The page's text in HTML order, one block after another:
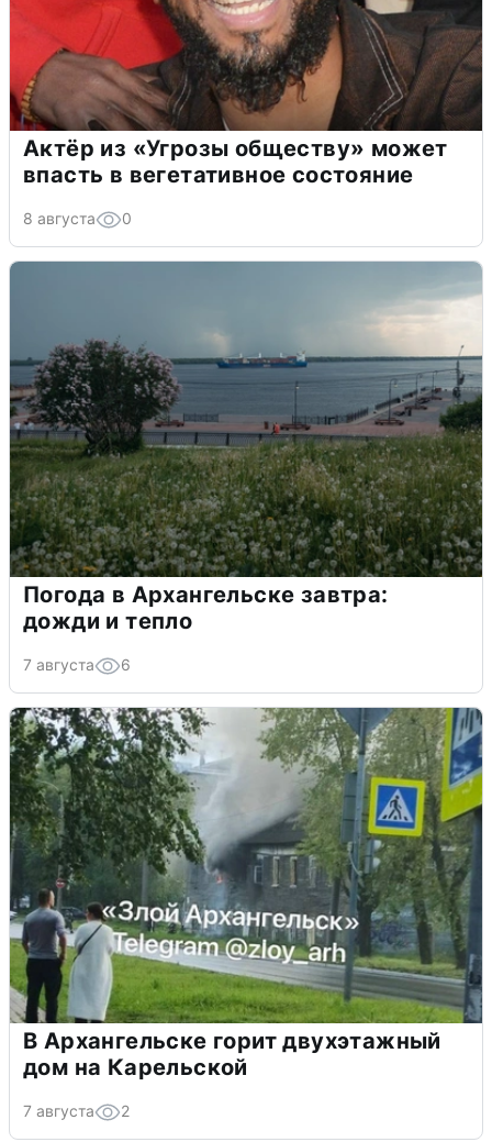
Актёр из «Угрозы обществу» может
впасть в вегетативное состояние
8 августа 0
Погода в Архангельске завтра:
дожди и тепло
7 августа 6
В Архангельске горит двухэтажный
дом на Карельской
7 августа 2